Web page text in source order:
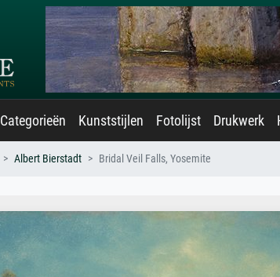
Categorieën Kunststijlen Fotolijst Drukwerk
Albert Bierstadt Bridal Veil Falls, Yosemite